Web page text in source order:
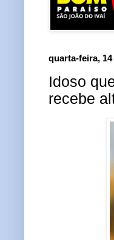
quarta-feira,
Idoso
recebe